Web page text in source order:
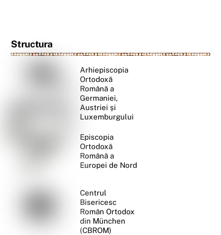
Structura
Arhiepiscopia
Ortodoxă
Română a
Germaniei,
Austriei și
Luxemburgului
Episcopia
Ortodoxă
Română a
Europei de Nord
Centrul
Bisericesc
Român Ortodox
din München
(CBROM)